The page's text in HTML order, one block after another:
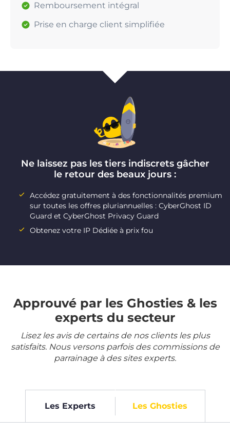
Remboursement intégral
Prise en charge client simplifiée
Ne laissez pas les tiers indiscrets gâcher
le retour des beaux jours :
Accédez gratuitement à des fonctionnalités premium
sur toutes les offres pluriannuelles : CyberGhost ID
Guard et CyberGhost Privacy Guard
Obtenez votre IP Dédiée à prix fou
Approuvé par les Ghosties & les
experts du secteur
Lisez les avis de certains de nos clients les plus
satisfaits. Nous versons parfois des commissions de
parrainage à des sites experts.
Les Experts Les Ghosties